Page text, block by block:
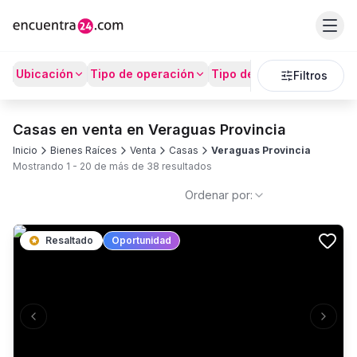
Ubicación Tipo de operación Tipo de Propiedad
Filtros
Casas en venta en Veraguas Provincia
Inicio Bienes Raíces Venta Casas
Veraguas Provincia
Mostrando 1 - 20 de más de 38 resultados
Ordenar por:
Previous slide Next
Resaltado Oportunidad